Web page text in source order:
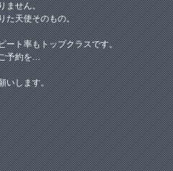
ません。
た天使そのもの。
ート率もトップクラスです。
予約を…
いします。